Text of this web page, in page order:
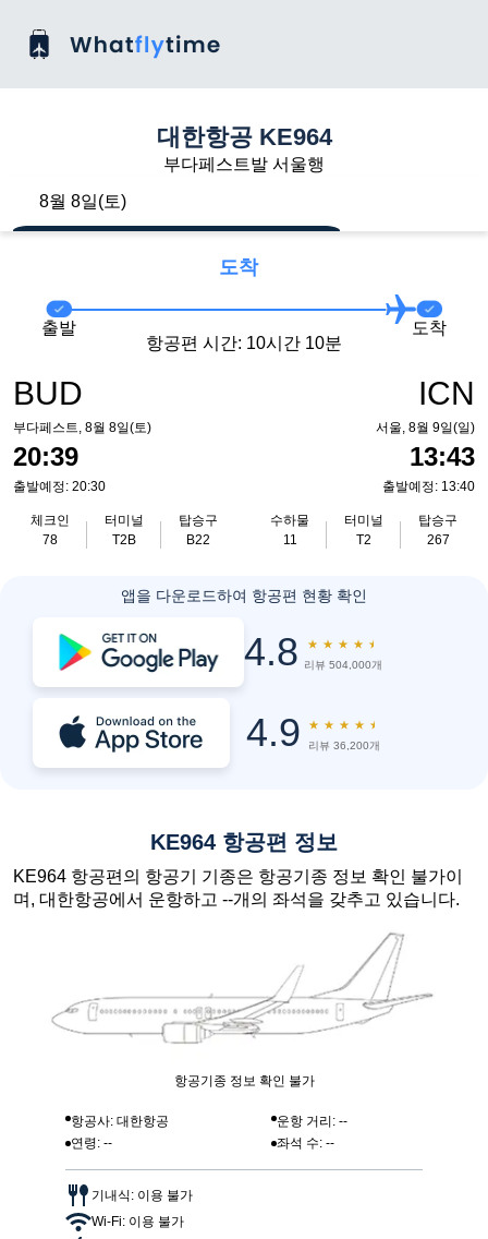
대한항공 KE964
부다페스트발 서울행
8월 8일(토)
도착
BUD
부다페스트, 8월 8일(토)
20:39
출발예정: 20:30
체크인
78
터미널
T2B
탑승구
B22
출발
항공편 시간: 10시간 10분
도착
ICN
서울, 8월 9일(일)
13:43
출발예정: 13:40
수하물
11
터미널
T2
탑승구
267
앱을 다운로드하여 항공편 현황 확인
4.8 ★ ★ ★ ★ ★
리뷰 504,000개
4.9 ★ ★ ★ ★ ★
리뷰 36,200개
KE964 항공편 정보
KE964 항공편의 항공기 기종은 항공기종 정보 확인 불가이
며, 대한항공에서 운항하고 --개의 좌석을 갖추고 있습니다.
항공기종 정보 확인 불가
항공사: 대한항공
운항 거리: --
연령: --
좌석 수: --
기내식: 이용 불가
Wi-Fi: 이용 불가